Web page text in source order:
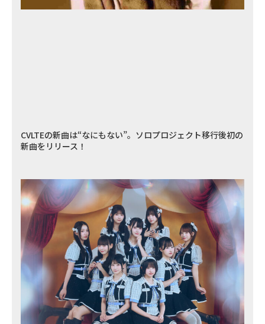
CVLTEの新曲は“なにもない”。ソロプロジェクト移行後初の
新曲をリリース！